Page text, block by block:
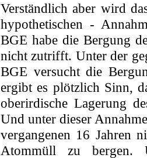
Verständlich aber wird
hypothetischen -
BGE habe die Bergung
nicht zutrifft. Unter der
BGE versucht die
ergibt es plötzlich Sinn,
oberirdische Lagerung
Und unter dieser
vergangenen 16 Jahren
Atommüll zu bergen.